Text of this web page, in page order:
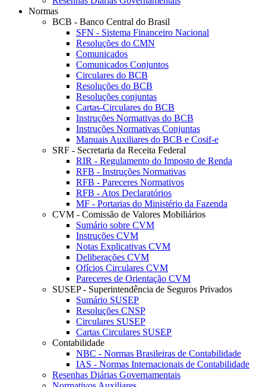
Normas
BCB - Banco Central do Brasil
SFN - Sistema Financeiro Nacional
Resoluções do CMN
Comunicados
Comunicados Conjuntos
Circulares do BCB
Resoluções do BCB
Resoluções conjuntas
Cartas-Circulares do BCB
Instruções Normativas do BCB
Instruções Normativas Conjuntas
Manuais Auxiliares do BCB e Cosif-e
SRF - Secretaria da Receita Federal
RIR - Regulamento do Imposto de Renda
RFB - Instruções Normativas
RFB - Pareceres Normativos
RFB - Atos Declaratórios
MF - Portarias do Ministério da Fazenda
CVM - Comissão de Valores Mobiliários
Sumário sobre CVM
Instruções CVM
Notas Explicativas CVM
Deliberações CVM
Ofícios Circulares CVM
Pareceres de Orientação CVM
SUSEP - Superintendência de Seguros Privados
Sumário SUSEP
Resoluções CNSP
Circulares SUSEP
Cartas Circulares SUSEP
Contabilidade
NBC - Normas Brasileiras de Contabilidade
IAS - Normas Internacionais de Contabilidade
Resenhas Diárias Governamentais